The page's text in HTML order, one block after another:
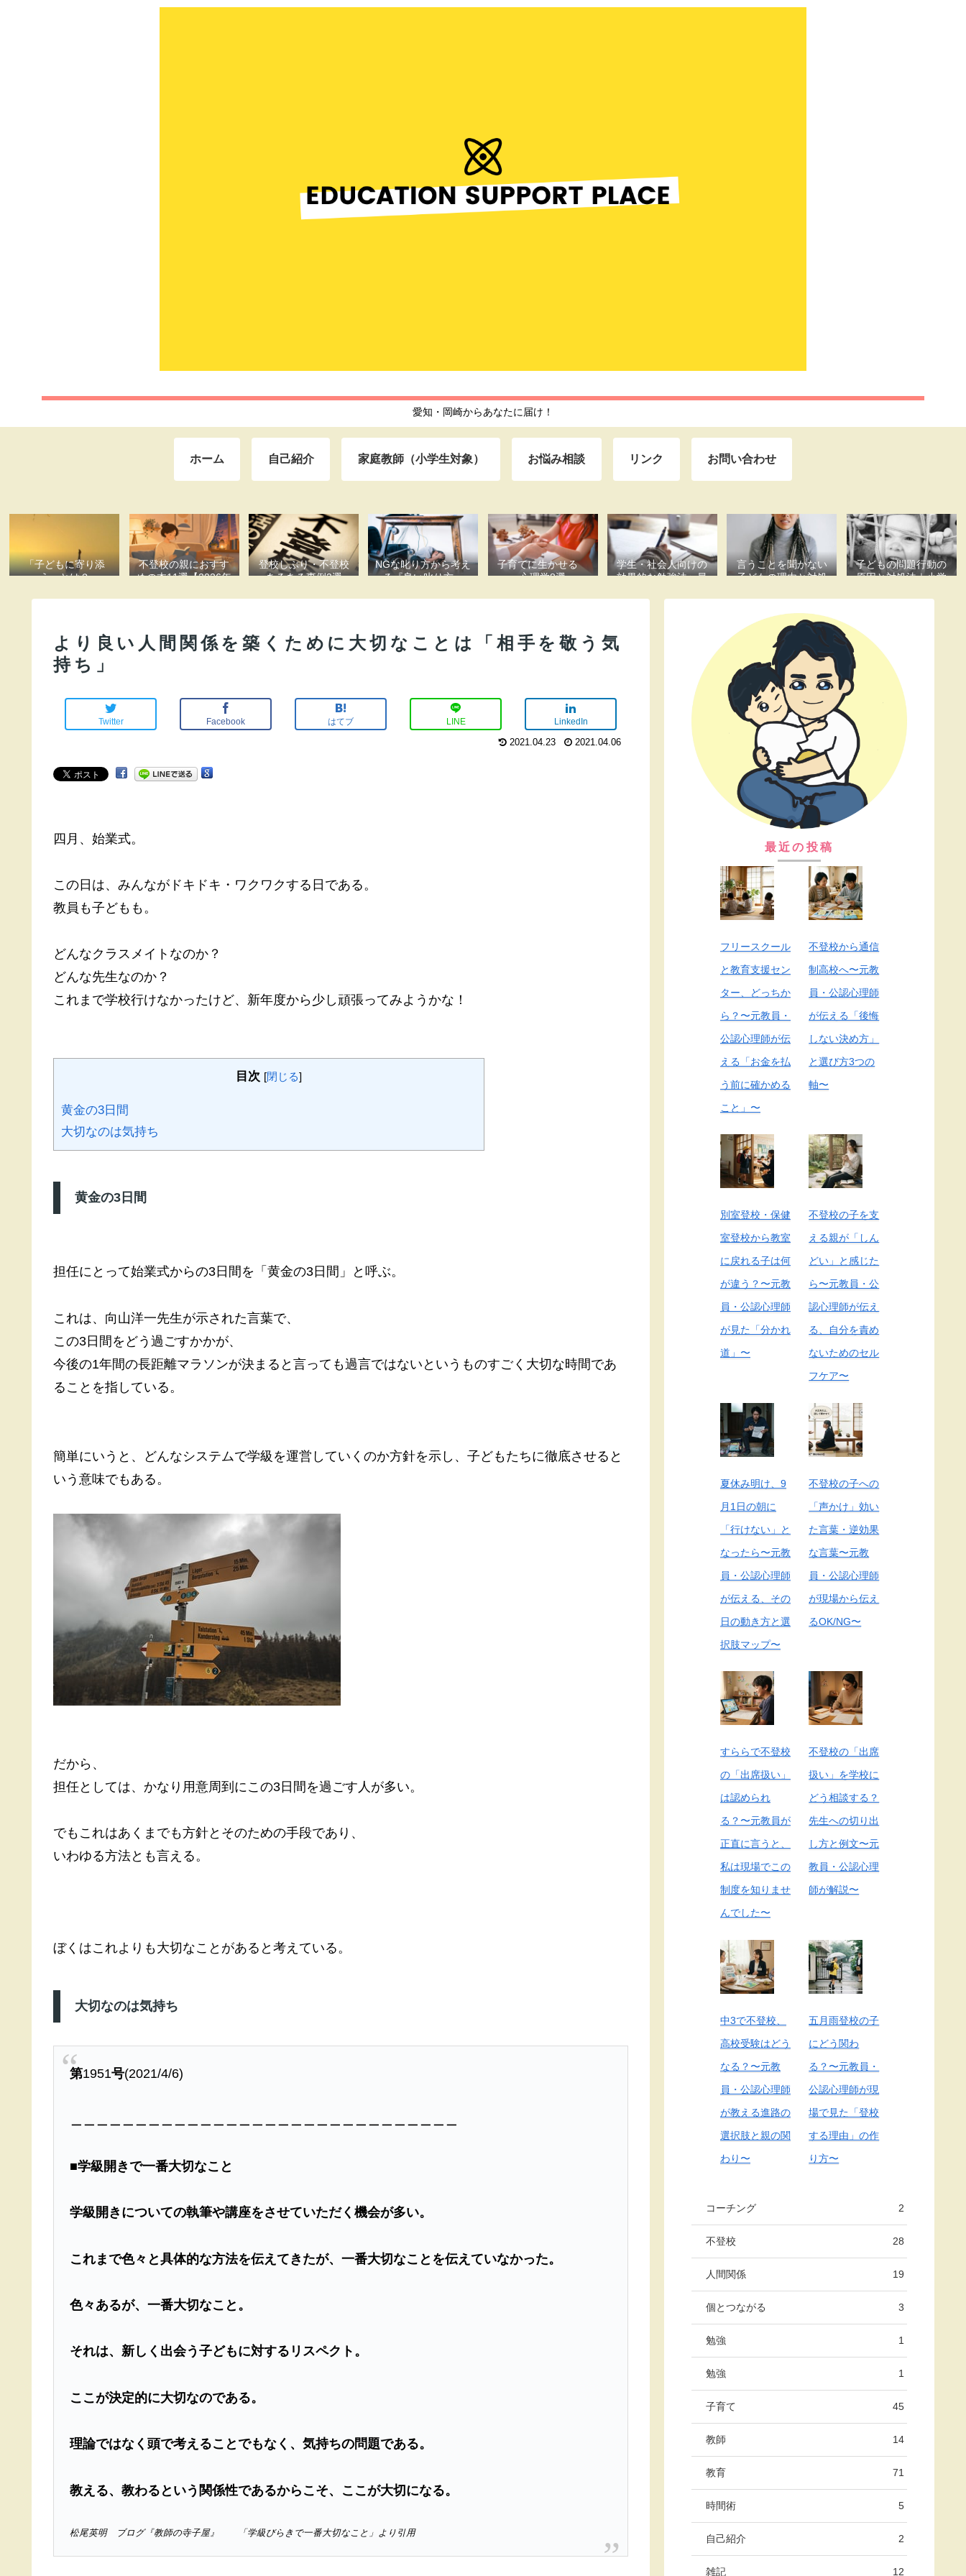
愛知・岡崎からあなたに届け！
ホーム 自己紹介 家庭教師（小学生対象） お悩み相談 リンク お問い合わせ
「子どもに寄り添
う」とは？
不登校の親におすす
めの本11選【2026年
登校しぶり・不登校
あるある事例3選
NGな叱り方から考え
る『良い叱り方』
子育てに生かせる
心理学8選
学生・社会人向けの
効果的な勉強法〜最
果〜
言うことを聞かない
子どもの理由と対処
【元教員解説】
子どもの問題行動の
原因と対処法｜小学
より良い人間関係を築くために大切なことは「相手を敬う気
持ち」
Twitter Facebook はてブ LINE LinkedIn
2021.04.23 2021.04.06
四月、始業式。
この日は、みんながドキドキ・ワクワクする日である。
教員も子どもも。
どんなクラスメイトなのか？
どんな先生なのか？
これまで学校行けなかったけど、新年度から少し頑張ってみようかな！
目次 [閉じる]
黄金の3日間
大切なのは気持ち
黄金の3日間
担任にとって始業式からの3日間を「黄金の3日間」と呼ぶ。
これは、向山洋一先生が示された言葉で、
この3日間をどう過ごすかかが、
今後の1年間の長距離マラソンが決まると言っても過言ではないというものすごく大切な時間であ
ることを指している。
簡単にいうと、どんなシステムで学級を運営していくのか方針を示し、子どもたちに徹底させると
いう意味でもある。
だから、
担任としては、かなり用意周到にこの3日間を過ごす人が多い。
でもこれはあくまでも方針とそのための手段であり、
いわゆる方法とも言える。
ぼくはこれよりも大切なことがあると考えている。
大切なのは気持ち
第1951号(2021/4/6)
■学級開きで一番大切なこと
学級開きについての執筆や講座をさせていただく機会が多い。
これまで色々と具体的な方法を伝えてきたが、一番大切なことを伝えていなかった。
色々あるが、一番大切なこと。
それは、新しく出会う子どもに対するリスペクト。
ここが決定的に大切なのである。
理論ではなく頭で考えることでもなく、気持ちの問題である。
教える、教わるという関係性であるからこそ、ここが大切になる。
松尾英明 ブログ『教師の寺子屋』 「学級びらきで一番大切なこと」より引用
最近の投稿
フリースクール
と教育支援セン
ター、どっちか
ら？〜元教員・
公認心理師が伝
える「お金を払
う前に確かめる
こと」〜
不登校から通信
制高校へ〜元教
員・公認心理師
が伝える「後悔
しない決め方」
と選び方3つの
軸〜
別室登校・保健
室登校から教室
に戻れる子は何
が違う？〜元教
員・公認心理師
が見た「分かれ
道」〜
不登校の子を支
える親が「しん
どい」と感じた
ら〜元教員・公
認心理師が伝え
る、自分を責め
ないためのセル
フケア〜
夏休み明け、9
月1日の朝に
「行けない」と
なったら〜元教
員・公認心理師
が伝える、その
日の動き方と選
択肢マップ〜
不登校の子への
「声かけ」効い
た言葉・逆効果
な言葉〜元教
員・公認心理師
が現場から伝え
るOK/NG〜
すららで不登校
の「出席扱い」
は認められ
る？〜元教員が
正直に言うと、
私は現場でこの
制度を知りませ
んでした〜
不登校の「出席
扱い」を学校に
どう相談する？
先生への切り出
し方と例文〜元
教員・公認心理
師が解説〜
中3で不登校、
高校受験はどう
なる？〜元教
員・公認心理師
が教える進路の
選択肢と親の関
わり〜
五月雨登校の子
にどう関わ
る？〜元教員・
公認心理師が現
場で見た「登校
する理由」の作
り方〜
コーチング 2
不登校 28
人間関係 19
個とつながる 3
勉強 1
勉強 1
子育て 45
教師 14
教育 71
時間術 5
自己紹介 2
雑記 12